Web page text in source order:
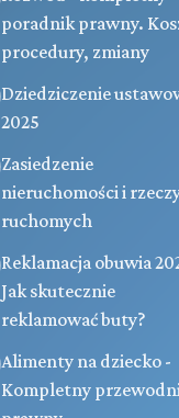
poradnik prawny.
procedury, zmiany
Dziedziczenie
2025
Zasiedzenie
nieruchomości i
ruchomych
Reklamacja obuwia
Jak skutecznie
reklamować buty?
Alimenty na dziecko -
Kompletny